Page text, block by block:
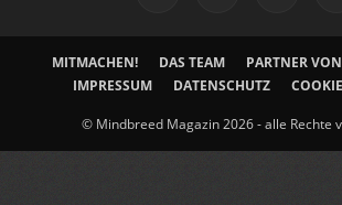
MITMACHEN! DAS TEAM
PARTNER
IMPRESSUM
DATENSCHUTZ
© Mindbreed Magazin 2026 - alle Rechte